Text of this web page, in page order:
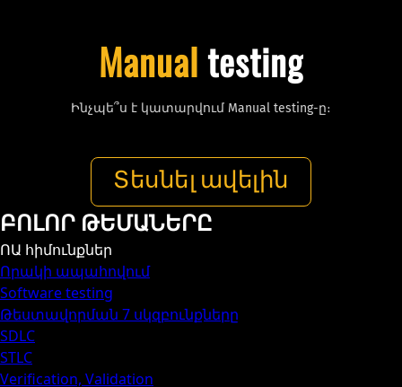
Manualtesting
Ինչպե՞ս է կատարվում Manual testing-ը։
Տեսնել ավելին
ԲՈԼՈՐ ԹԵՄԱՆԵՐԸ
ՈԱ հիմունքներ
Որակի ապահովում
Software testing
Թեստավորման 7 սկզբունքները
SDLC
STLC
Verification, Validation